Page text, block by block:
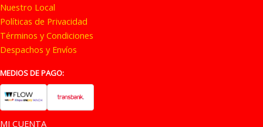
Nuestro Local
Políticas de Privacidad
Términos y Condiciones
Despachos y Envíos
MEDIOS DE PAGO:
MI CUENTA